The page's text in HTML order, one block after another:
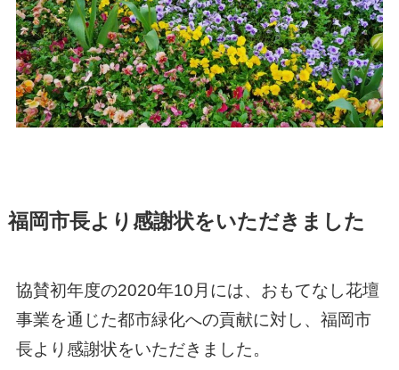
福岡市長より感謝状をいただきました
協賛初年度の2020年10月には、おもてなし花壇
事業を通じた都市緑化への貢献に対し、福岡市
長より感謝状をいただきました。